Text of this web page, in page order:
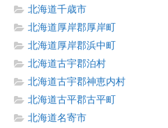
北海道千歳市
北海道厚岸郡厚岸町
北海道厚岸郡浜中町
北海道古宇郡泊村
北海道古宇郡神恵内村
北海道古平郡古平町
北海道名寄市